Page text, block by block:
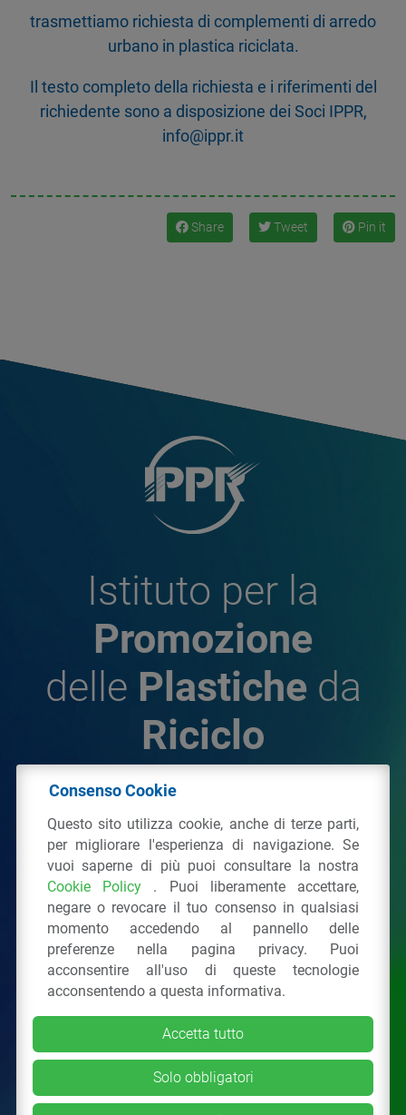
trasmettiamo richiesta di complementi di arredo
urbano in plastica riciclata.
Il testo completo della richiesta e i riferimenti del
richiedente sono a disposizione dei Soci IPPR,
info@ippr.it
Share Tweet Pin it
Istituto per la
Promozione
delle Plastiche da
Riciclo
Plastiche da Riciclo
C.F. 97381090154
Via San Vittore 36 20123Milano (MI)
Tel.: 02 43928225.
Tutti i diritti riservati Privacy Policy &Cookie
Consenso Cookie
Questo sito utilizza cookie, anche di terze parti,
per migliorare l'esperienza di navigazione. Se
vuoi saperne di più puoi consultare la nostra
Cookie Policy . Puoi liberamente accettare,
negare o revocare il tuo consenso in qualsiasi
momento accedendo al pannello delle
preferenze nella pagina privacy. Puoi
acconsentire all'uso di queste tecnologie
acconsentendo a questa informativa.
Accetta tutto
Solo obbligatori